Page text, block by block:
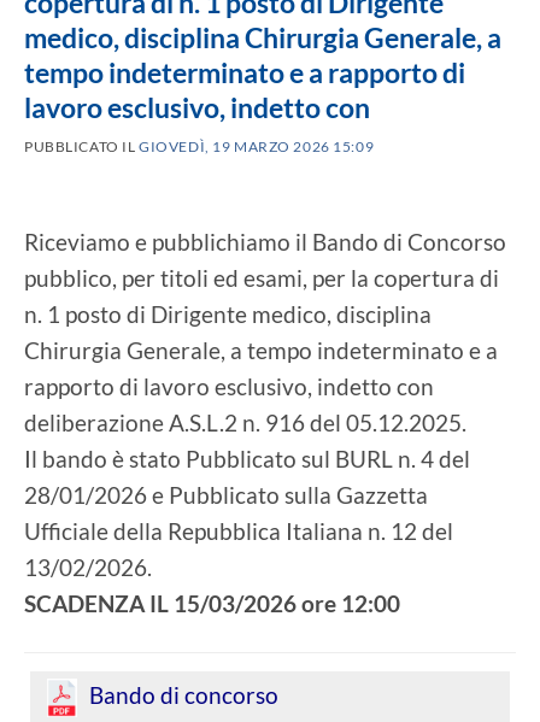
medico, disciplina Chirurgia Generale, a
tempo indeterminato e a rapporto di
lavoro esclusivo, indetto con
PUBBLICATO ILGIOVEDÌ, 19 MARZO 2026 15:09
Riceviamo e pubblichiamo il Bando di Concorso
pubblico, per titoli ed esami, per la copertura di
n. 1 posto di Dirigente medico, disciplina
Chirurgia Generale, a tempo indeterminato e a
rapporto di lavoro esclusivo, indetto con
deliberazione A.S.L.2 n. 916 del 05.12.2025.
Il bando è stato Pubblicato sul BURL n. 4 del
28/01/2026 e Pubblicato sulla Gazzetta
Ufficiale della Repubblica Italiana n. 12 del
13/02/2026.
SCADENZA IL 15/03/2026 ore 12:00
Bando di concorso